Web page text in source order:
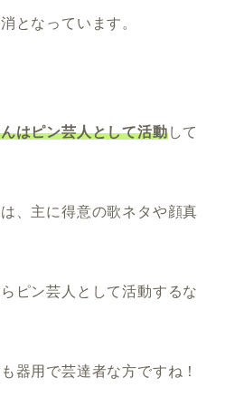
となっています。
はピン芸人として活動して
、主に得意の歌ネタや顔真
ピン芸人として活動するな
器用で芸達者な方ですね！